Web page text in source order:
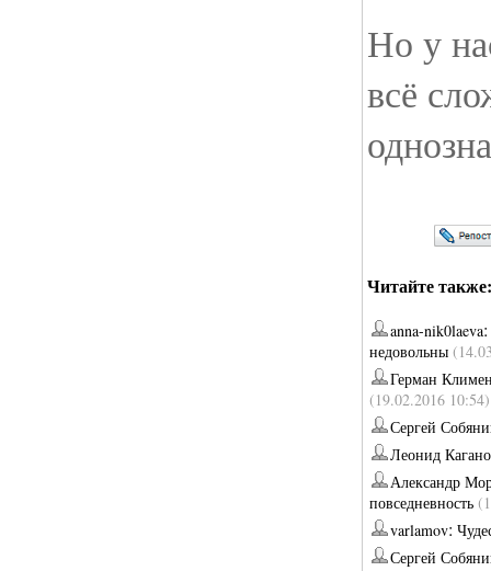
Но у
всё
Читайте также:
anna-nik0laeva:
недовольны
Герман
(19.02.2016 10:54)
Сергей
Леонид
Александр
повседневность
varlamov:
Сергей